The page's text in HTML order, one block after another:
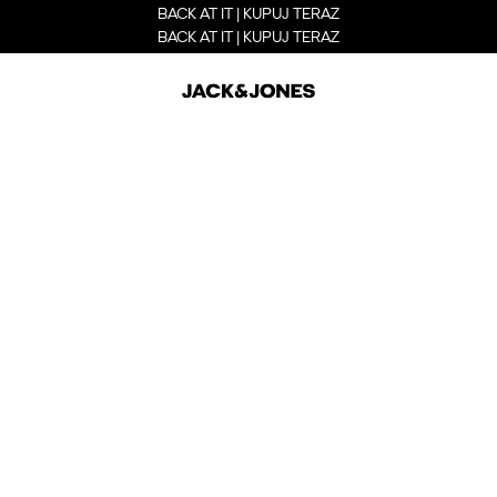
BACK AT IT | KUPUJ TERAZ
BACK AT IT | KUPUJ TERAZ